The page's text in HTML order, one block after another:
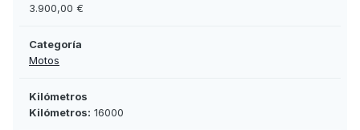
3.900,00 €
Categoría
Motos
Kilómetros
Kilómetros: 16000